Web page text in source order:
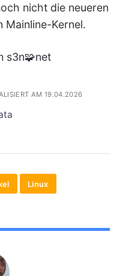
nicht die neueren
Mainline-Kernel.
s3n🧩net
AM 19.04.2026
Linux